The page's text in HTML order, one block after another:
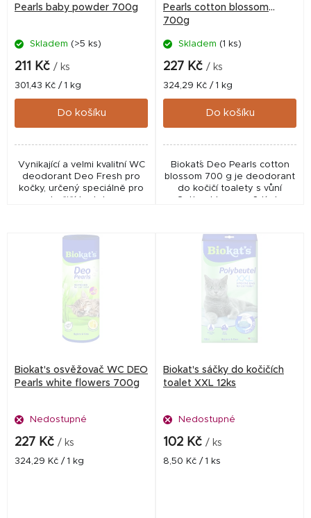
oPearls baby powder 700g
Skladem (>5 ks)
211 Kč / ks
Měrná
cena:
301,43 Kč / 1 kg
Do košíku
Vynikající a velmi kvalitní WC
deodorant Deo Fresh pro
kočky, určený speciálně pro
kočičí toalety.
Pearls cotton blossom
700g
Skladem (1 ks)
227 Kč / ks
Měrná
cena:
324,29 Kč / 1 kg
Do košíku
Biokat´s Deo Pearls cotton
blossom 700 g je deodorant
do kočičí toalety s vůní
Cotton blossom. S tímto
toaletu tak, aby...
Biokat's osvěžovač WC DEO
Pearls white flowers 700g
Nedostupné
227 Kč / ks
Měrná
324,29 Kč / 1 kg
Biokat's sáčky do kočičích
toalet XXL 12ks
Nedostupné
102 Kč / ks
Měrná
8,50 Kč / 1 ks